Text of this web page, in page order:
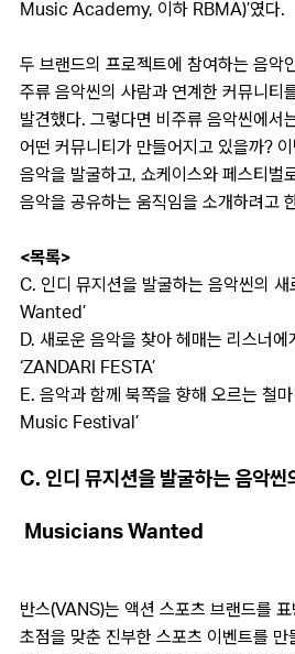
Music Academy, 이하 RBMA)’였다.
두 브랜드의 프로젝트에 참여하는 음악
주류 음악씬의 사람과 연계한 커뮤니티
발견했다. 그렇다면 비주류 음악씬에서
어떤 커뮤니티가 만들어지고 있을까?
음악을 발굴하고, 쇼케이스와 페스티벌
음악을 공유하는 움직임을 소개하려고
<목록>
C. 인디 뮤지션을 발굴하는 음악씬의
Wanted’
D. 새로운 음악을 찾아 헤매는 리스너
‘ZANDARI FESTA’
E. 음악과 함께 북쪽을 향해 오르는 철
Music Festival’
C. 인디 뮤지션을 발굴하는 음악씬
Musicians Wanted
반스(VANS)는 액션 스포츠 브랜드를
초점을 맞춘 진부한 스포츠 이벤트를 만